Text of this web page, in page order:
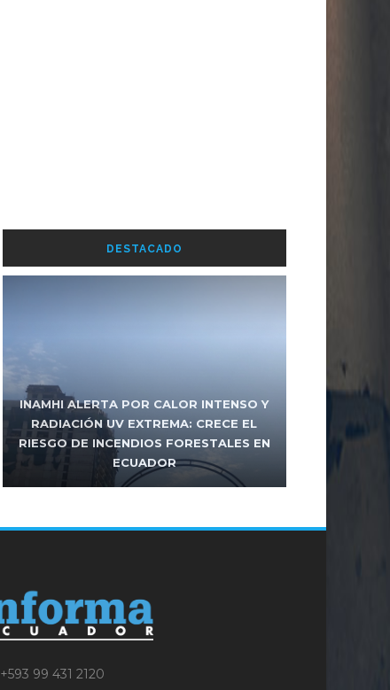
DESTACADO
INAMHI ALERTA POR CALOR INTENSO Y
RADIACIÓN UV EXTREMA: CRECE EL
RIESGO DE INCENDIOS FORESTALES EN
ECUADOR
FUNCIONARIO DEL MUNICIPIO DE
MANTA FUE ASESINADO EN ATAQUE
ARMADO
FRENTE DE IZQUIERDA ENCABEZADO
POR UNIDAD POPULAR RESPALDARÁ LA
REELECCIÓN DE PABEL MUÑOZ EN
QUITO
+593 99 431 2120